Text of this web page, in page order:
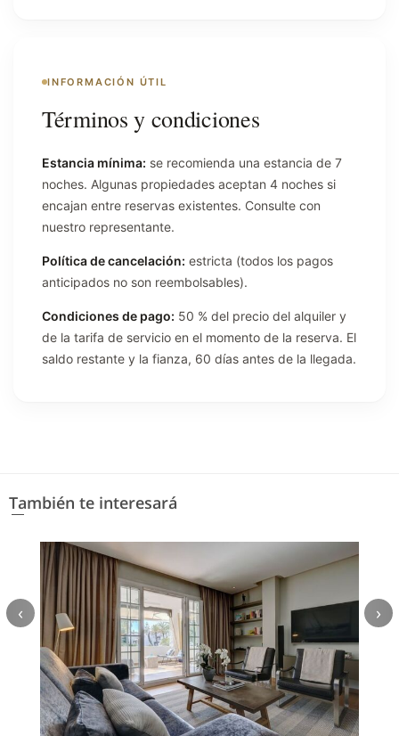
INFORMACIÓN ÚTIL
Términos y condiciones
Estancia mínima: se recomienda una estancia de 7
noches. Algunas propiedades aceptan 4 noches si
encajan entre reservas existentes. Consulte con
nuestro representante.
Política de cancelación: estricta (todos los pagos
anticipados no son reembolsables).
Condiciones de pago: 50 % del precio del alquiler y
de la tarifa de servicio en el momento de la reserva. El
saldo restante y la fianza, 60 días antes de la llegada.
También te interesará
‹ ›